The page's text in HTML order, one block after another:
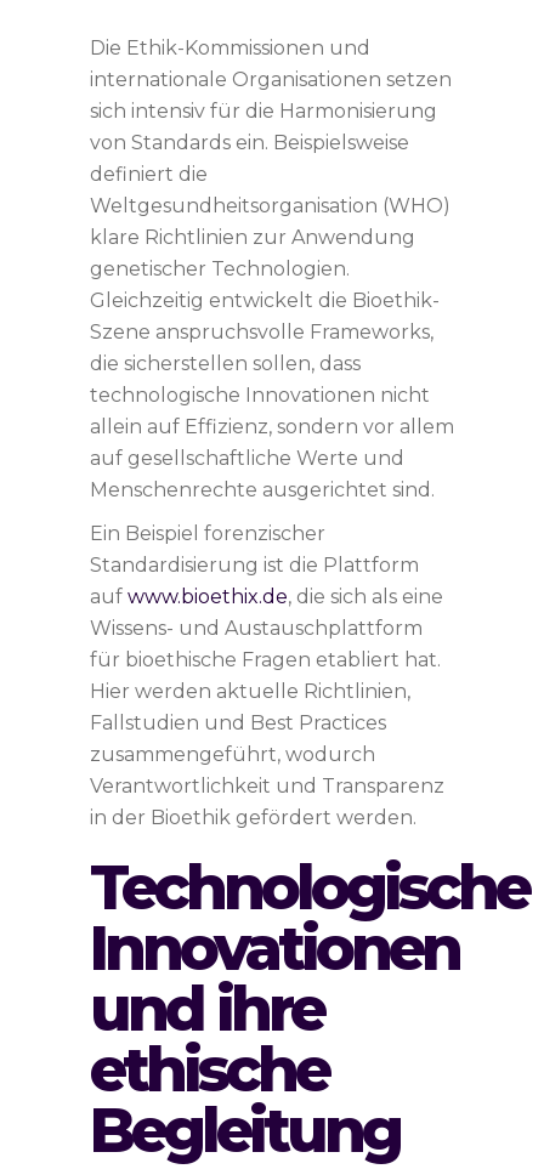
Die Ethik-Kommissionen und
internationale Organisationen setzen
sich intensiv für die Harmonisierung
von Standards ein. Beispielsweise
definiert die
Weltgesundheitsorganisation (WHO)
klare Richtlinien zur Anwendung
genetischer Technologien.
Gleichzeitig entwickelt die Bioethik-
Szene anspruchsvolle Frameworks,
die sicherstellen sollen, dass
technologische Innovationen nicht
allein auf Effizienz, sondern vor allem
auf gesellschaftliche Werte und
Menschenrechte ausgerichtet sind.
Ein Beispiel forenzischer
Standardisierung ist die Plattform
auf www.bioethix.de, die sich als eine
Wissens- und Austauschplattform
für bioethische Fragen etabliert hat.
Hier werden aktuelle Richtlinien,
Fallstudien und Best Practices
zusammengeführt, wodurch
Verantwortlichkeit und Transparenz
in der Bioethik gefördert werden.
Technologische
Innovationen
und ihre
ethische
Begleitung